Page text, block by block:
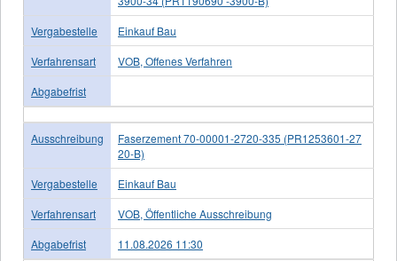
Vergabestelle
Einkauf Bau
Verfahrensart
VOB, Offenes Verfahren
Abgabefrist
Ausschreibung
Faserzement 70-00001-2720-335 (PR1253601-27
20-B)
Vergabestelle
Einkauf Bau
Verfahrensart
VOB, Öffentliche Ausschreibung
Abgabefrist
11.08.2026 11:30